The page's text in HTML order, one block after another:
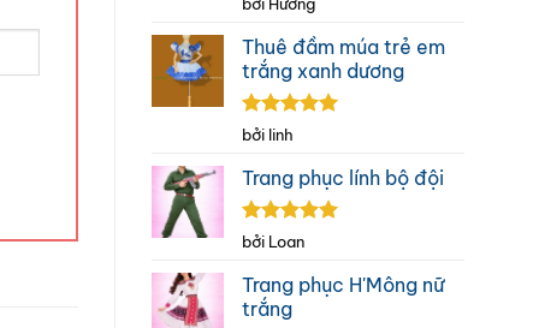
5
sao
Thuê đầm múa trẻ em
trắng xanh dương
Được xếp
sao
bởi linh
Trang phục lính bộ đội
Được xếp
sao
bởi Loan
Trang phục H'Mông nữ
trắng